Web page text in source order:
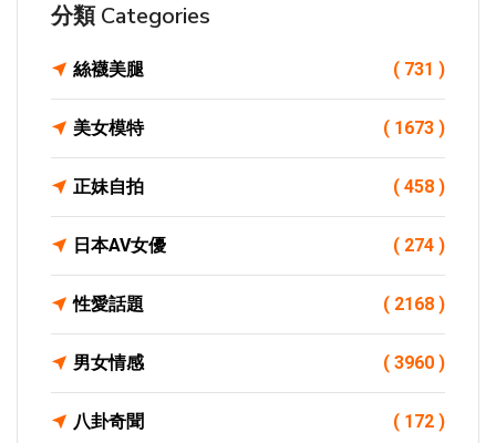
分類 Categories
絲襪美腿 ( 731 )
美女模特 ( 1673 )
正妹自拍 ( 458 )
日本AV女優 ( 274 )
性愛話題 ( 2168 )
男女情感 ( 3960 )
八卦奇聞 ( 172 )